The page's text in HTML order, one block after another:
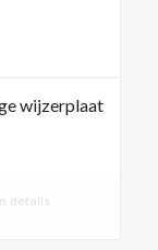
wijzerplaat
details